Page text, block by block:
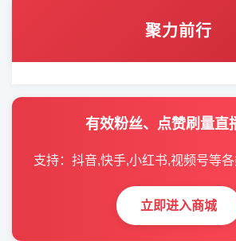
聚力前行
有效粉丝、点赞刷量直
支持：抖音,快手,小红书,视频号等各
立即进入商城